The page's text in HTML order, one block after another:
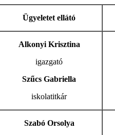
Ügyeletet ellátó
Alkonyi Krisztina
igazgató
Szűcs Gabriella
iskolatitkár
Szabó Orsolya